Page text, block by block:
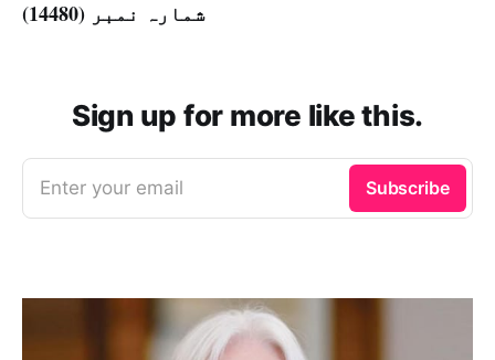
شمارہ نمبر (14480)
Sign up for more like this.
Enter your email Subscribe